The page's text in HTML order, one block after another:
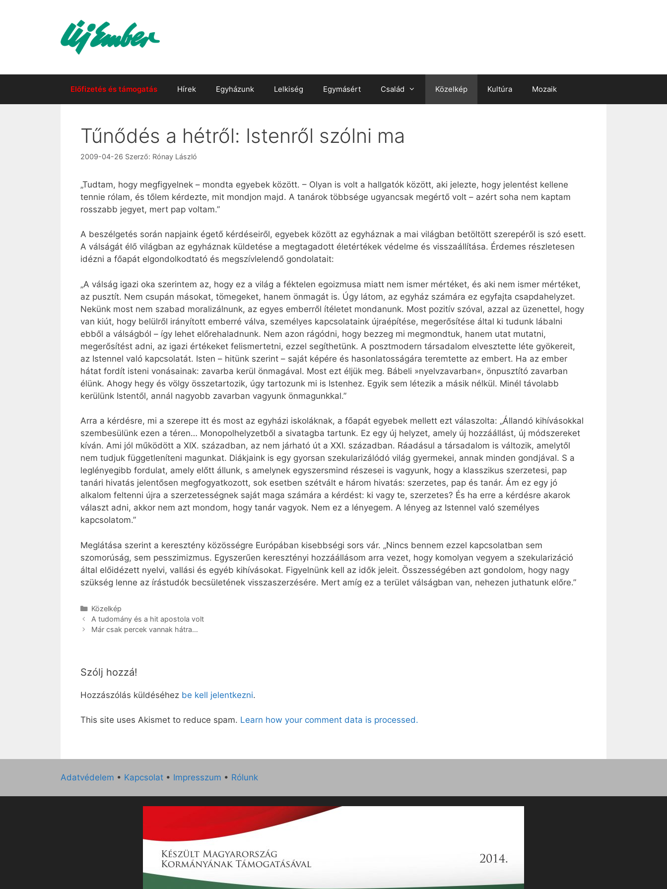
Előfizetés és támogatás Hírek Egyházunk Lelkiség Egymásért Család Közelkép Kultúra Mozaik
Tűnődés a hétről: Istenről szólni ma
2009-04-26 Szerző: Rónay László
„Tudtam, hogy megfigyelnek – mondta egyebek között. – Olyan is volt a hallgatók között, aki jelezte, hogy jelentést kellene
tennie rólam, és tőlem kérdezte, mit mondjon majd. A tanárok többsége ugyancsak megértő volt – azért soha nem kaptam
rosszabb jegyet, mert pap voltam.”
A beszélgetés során napjaink égető kérdéseiről, egyebek között az egyháznak a mai világban betöltött szerepéről is szó esett.
A válságát élő világban az egyháznak küldetése a megtagadott életértékek védelme és visszaállítása. Érdemes részletesen
idézni a főapát elgondolkodtató és megszívlelendő gondolatait:
„A válság igazi oka szerintem az, hogy ez a világ a féktelen egoizmusa miatt nem ismer mértéket, és aki nem ismer mértéket,
az pusztít. Nem csupán másokat, tömegeket, hanem önmagát is. Úgy látom, az egyház számára ez egyfajta csapdahelyzet.
Nekünk most nem szabad moralizálnunk, az egyes emberről ítéletet mondanunk. Most pozitív szóval, azzal az üzenettel, hogy
van kiút, hogy belülről irányított emberré válva, személyes kapcsolataink újraépítése, megerősítése által ki tudunk lábalni
ebből a válságból – így lehet előrehaladnunk. Nem azon rágódni, hogy bezzeg mi megmondtuk, hanem utat mutatni,
megerősítést adni, az igazi értékeket felismertetni, ezzel segíthetünk. A posztmodern társadalom elvesztette léte gyökereit,
az Istennel való kapcsolatát. Isten – hitünk szerint – saját képére és hasonlatosságára teremtette az embert. Ha az ember
hátat fordít isteni vonásainak: zavarba kerül önmagával. Most ezt éljük meg. Bábeli »nyelvzavarban«, önpusztító zavarban
élünk. Ahogy hegy és völgy összetartozik, úgy tartozunk mi is Istenhez. Egyik sem létezik a másik nélkül. Minél távolabb
kerülünk Istentől, annál nagyobb zavarban vagyunk önmagunkkal.”
Arra a kérdésre, mi a szerepe itt és most az egyházi iskoláknak, a főapát egyebek mellett ezt válaszolta: „Állandó kihívásokkal
szembesülünk ezen a téren… Monopolhelyzetből a sivatagba tartunk. Ez egy új helyzet, amely új hozzáállást, új módszereket
kíván. Ami jól működött a XIX. században, az nem járható út a XXI. században. Ráadásul a társadalom is változik, amelytől
nem tudjuk függetleníteni magunkat. Diákjaink is egy gyorsan szekularizálódó világ gyermekei, annak minden gondjával. S a
leglényegibb fordulat, amely előtt állunk, s amelynek egyszersmind részesei is vagyunk, hogy a klasszikus szerzetesi, pap
tanári hivatás jelentősen megfogyatkozott, sok esetben szétvált e három hivatás: szerzetes, pap és tanár. Ám ez egy jó
alkalom feltenni újra a szerzetességnek saját maga számára a kérdést: ki vagy te, szerzetes? És ha erre a kérdésre akarok
választ adni, akkor nem azt mondom, hogy tanár vagyok. Nem ez a lényegem. A lényeg az Istennel való személyes
kapcsolatom.”
Meglátása szerint a keresztény közösségre Európában kisebbségi sors vár. „Nincs bennem ezzel kapcsolatban sem
szomorúság, sem pesszimizmus. Egyszerűen keresztényi hozzáállásom arra vezet, hogy komolyan vegyem a szekularizáció
által előidézett nyelvi, vallási és egyéb kihívásokat. Figyelnünk kell az idők jeleit. Összességében azt gondolom, hogy nagy
szükség lenne az írástudók becsületének visszaszerzésére. Mert amíg ez a terület válságban van, nehezen juthatunk előre.”
Kategória
Közelkép
A tudomány és a hit apostola volt
Már csak percek vannak hátra…
Szólj hozzá!
Hozzászólás küldéséhez be kell jelentkezni.
This site uses Akismet to reduce spam. Learn how your comment data is processed.
Adatvédelem • Kapcsolat • Impresszum • Rólunk